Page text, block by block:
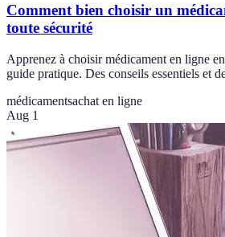
Comment bien choisir un
toute sécurité
Apprenez à choisir médicament en ligne
guide pratique. Des conseils essentiels et
médicamentsachat en ligne
Aug 1